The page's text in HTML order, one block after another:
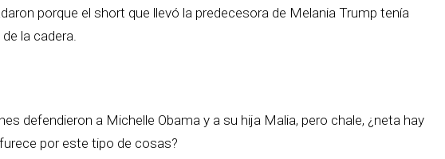
porque el short que llevó la predecesora de Melania Trump tenía
la cadera.
defendieron a Michelle Obama y a su hija Malia, pero chale, ¿neta hay
por este tipo de cosas?